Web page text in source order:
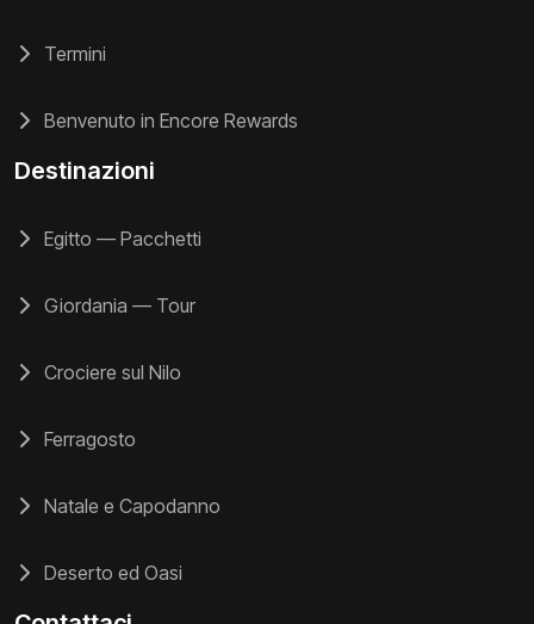
Termini
Benvenuto in Encore Rewards
Destinazioni
Egitto — Pacchetti
Giordania — Tour
Crociere sul Nilo
Ferragosto
Natale e Capodanno
Deserto ed Oasi